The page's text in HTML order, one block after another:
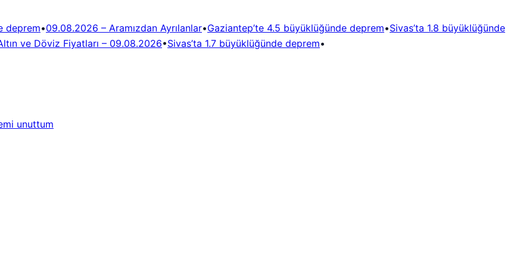
deprem•09.08.2026 – Aramızdan Ayrılanlar•Gaziantep’te 4.5 büyüklüğünde deprem•Sivas’ta 1.8 büyüklüğünde
ve Döviz Fiyatları – 09.08.2026•Sivas’ta 1.7 büyüklüğünde deprem•
unuttum